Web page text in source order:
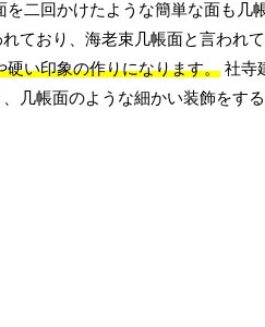
二回かけたような簡単な面も几
ており、海老束几帳面と言われ
硬い印象の作りになります。 社寺
几帳面のような細かい装飾をす